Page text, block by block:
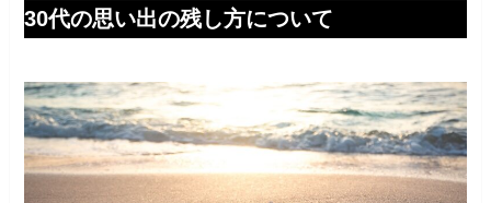
30代の思い出の残し方について